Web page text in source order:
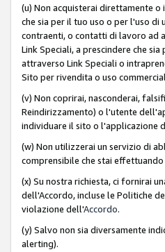
(u) Non acquisterai direttamente
che sia per il tuo uso o per l'uso di
contraenti, o contatti di lavoro ad
Link Speciali, a prescindere che
attraverso Link Speciali o
Sito per rivendita o uso
(v) Non coprirai, nasconderai,
Reindirizzamento) o l'utente
individuare il sito o l'applicazione
(w) Non utilizzerai un servizio di
comprensibile che stai
(x) Su nostra richiesta, ci fornirai
dell'Accordo, incluse le Politiche
violazione dell'Accordo.
(y) Salvo non sia diversamente
alerting).